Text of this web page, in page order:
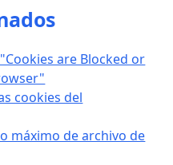
are Blocked or
cookies del
máximo de archivo de